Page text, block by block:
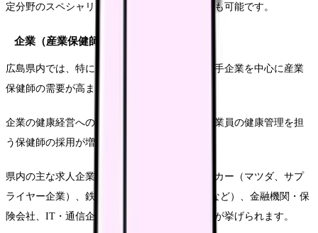
定分野のスペシャリストとしての道を歩むことも可能です。
企業（産業保健師）の求人動向
広島県内では、特に広島市中心部や福山市の大手企業を中心に産業
保健師の需要が高まっています。
企業の健康経営への意識の高まりを背景に、従業員の健康管理を担
う保健師の採用が増加傾向にあります。
県内の主な求人企業としては、自動車関連メーカー（マツダ、サプ
ライヤー企業）、鉄鋼関連企業（JFEスチールなど）、金融機関・保
険会社、IT・通信企業、大手小売チェーンなどが挙げられます。